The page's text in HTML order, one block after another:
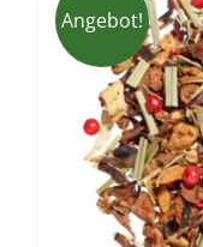
Angebot!